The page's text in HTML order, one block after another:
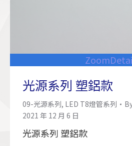
Zoom
光源系列 塑鋁款
09-光源系列, LED T8燈管系列
2021 年 12 月 6 日
光源系列 塑鋁款